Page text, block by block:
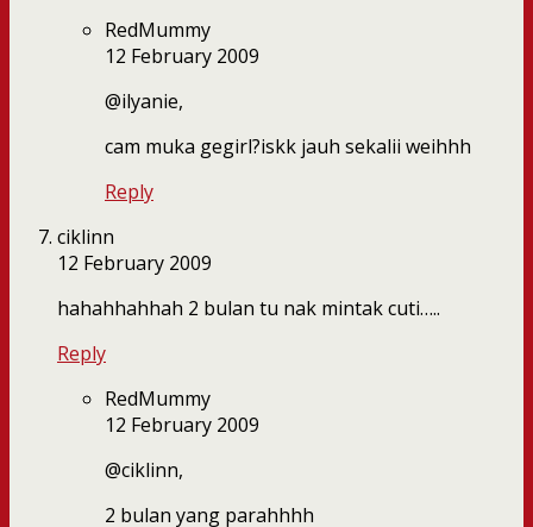
RedMummy
12 February 2009
@ilyanie,
cam muka gegirl?iskk jauh sekalii weihhh
Reply
ciklinn
12 February 2009
hahahhahhah 2 bulan tu nak mintak cuti…..
Reply
RedMummy
12 February 2009
@ciklinn,
2 bulan yang parahhhh